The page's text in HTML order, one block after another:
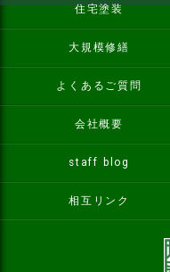
住宅塗装
大規模修繕
よくあるご質問
会社概要
staff blog
相互リンク